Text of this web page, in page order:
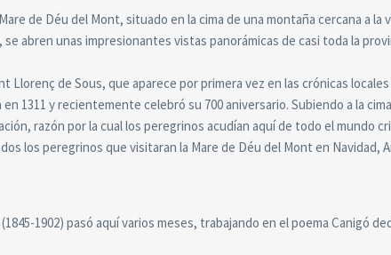
de Déu del Mont, situado en la cima de una montaña cercana a la
abren unas impresionantes vistas panorámicas de casi toda la
Llorenç de Sous, que aparece por primera vez en las crónicas locales
1311 y recientemente celebró su 700 aniversario. Subiendo a la
razón por la cual los peregrinos acudían aquí de todo el mundo
los peregrinos que visitaran la Mare de Déu del Mont en Navidad,
1902) pasó aquí varios meses, trabajando en el poema Canigó